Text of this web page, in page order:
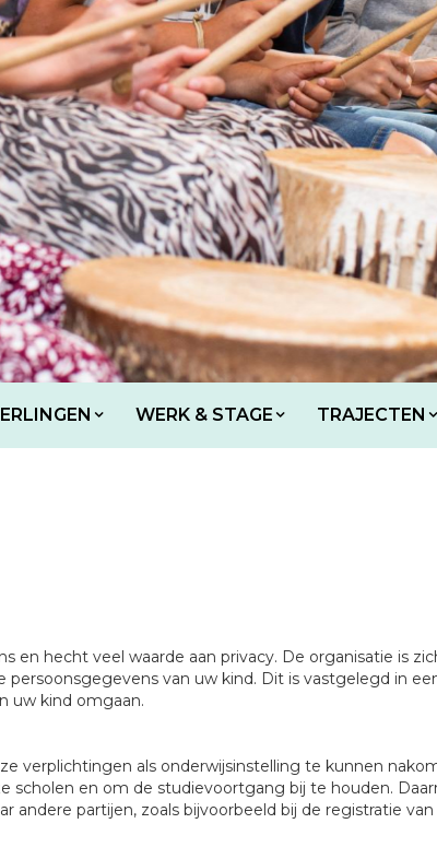
WERK & STAGE TRAJECTEN
en hecht veel waarde aan privacy. De organisatie is
van uw kind. Dit is vastgelegd in
uw kind omgaan.
verplichtingen als onderwijsinstelling te kunnen
scholen en om de studievoortgang bij te houden.
partijen, zoals bijvoorbeeld bij de registratie